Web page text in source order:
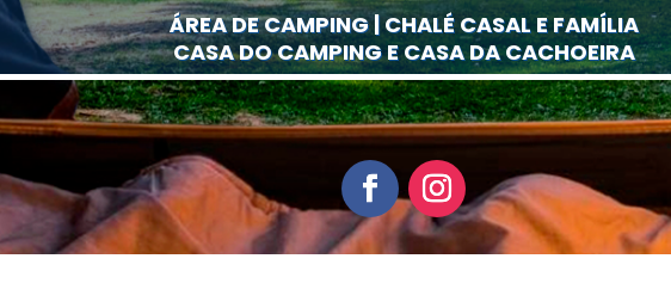
ÁREA DE CAMPING | CHALÉ CASAL E FAMÍLIA
CASA DO CAMPING E CASA DA CACHOEIRA